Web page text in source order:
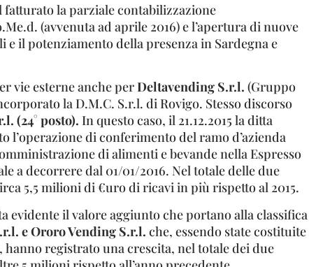
fatturato la parziale contabilizzazione
(avvenuta ad aprile 2016) e l’apertura di nuove
il potenziamento della presenza in Sardegna e
vie esterne anche perDeltavending S.r.l. (Gruppo
la D.M.C. S.r.l. di Rovigo. Stesso discorso
(24° posto). In questo caso, il 21.12.2015 la ditta
l’operazione di conferimento del ramo d’azienda
di alimenti e bevande nella Espresso
a decorrere dal 01/01/2016. Nel totale delle due
5,5 milioni di €uro di ricavi in più rispetto al 2015.
evidente il valore aggiunto che portano alla classifica
e Ororo Vending S.r.l. che, essendo state costituite
hanno registrato una crescita, nel totale dei due